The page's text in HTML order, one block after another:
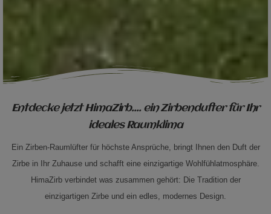
Entdecke jetzt HimaZirb.... ein Zirbendufter für Ihr
ideales Raumklima
Ein Zirben-Raumlüfter für höchste Ansprüche, bringt Ihnen den Duft der
Zirbe in Ihr Zuhause und schafft eine einzigartige Wohlfühlatmosphäre.
HimaZirb verbindet was zusammen gehört: Die Tradition der
einzigartigen Zirbe und ein edles, modernes Design.